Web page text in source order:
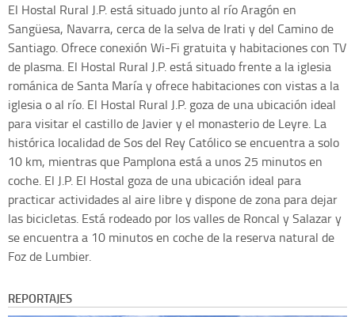
El Hostal Rural J.P. está situado junto al río Aragón en
Sangüesa, Navarra, cerca de la selva de Irati y del Camino de
Santiago. Ofrece conexión Wi-Fi gratuita y habitaciones con TV
de plasma. El Hostal Rural J.P. está situado frente a la iglesia
románica de Santa María y ofrece habitaciones con vistas a la
iglesia o al río. El Hostal Rural J.P. goza de una ubicación ideal
para visitar el castillo de Javier y el monasterio de Leyre. La
histórica localidad de Sos del Rey Católico se encuentra a solo
10 km, mientras que Pamplona está a unos 25 minutos en
coche. El J.P. El Hostal goza de una ubicación ideal para
practicar actividades al aire libre y dispone de zona para dejar
las bicicletas. Está rodeado por los valles de Roncal y Salazar y
se encuentra a 10 minutos en coche de la reserva natural de
Foz de Lumbier.
REPORTAJES